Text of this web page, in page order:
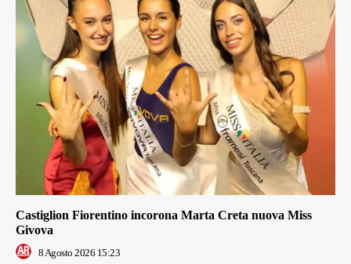
Castiglion Fiorentino incorona Marta Creta nuova Miss
Givova
8 Agosto 2026 15:23